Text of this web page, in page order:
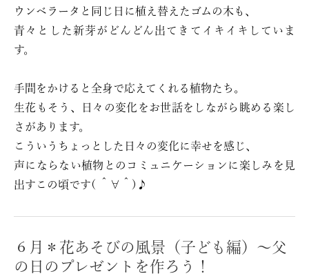
ウンベラータと同じ日に植え替えたゴムの木も、
青々とした新芽がどんどん出てきてイキイキしていま
す。
手間をかけると全身で応えてくれる植物たち。
生花もそう、日々の変化をお世話をしながら眺める楽し
さがあります。
こういうちょっとした日々の変化に幸せを感じ、
声にならない植物とのコミュニケーションに楽しみを見
出すこの頃です( ＾∀＾)♪
６月＊花あそびの風景（子ども編）〜父
の日のプレゼントを作ろう！